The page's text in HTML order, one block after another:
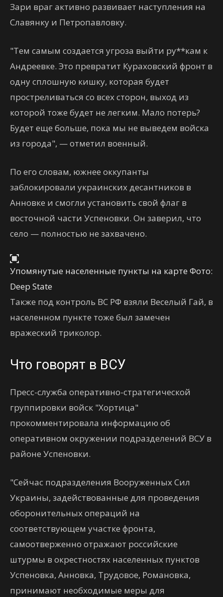
Зари враг активно развивает наступления на
Славянку и Петропавловку.
"Тем самым создается угроза выйти ру**кам к
Андреевке. Это превратит Кураховский фронт в
одну сплошную кишку, которая будет
простреливаться со всех сторон, выход из
которой тоже будет не легким. Мало потерь?
Будет еще больше, пока мы не выведем войска
из города", — отметил военный.
По его словам, южнее оккупанты
заблокировали украинских десантников в
Анновке и смогли установить свой флаг в
восточной части Успеновки. Он заверил, что
село — полностью не захвачено.
Упомянутые населенные пункты на карте Фото:
Deep State
Также под контроль ВС РФ взяли Веселый Гай, в
населенном пункте тоже был замечен
вражеский триколор.
Что говорят в ВСУ
Пресс-служба оперативно-стратегической
группировки войск "Хортица"
прокомментировала информацию об
оперативном окружении подразделений ВСУ в
районе Успеновки.
"Сейчас подразделения Вооруженных Сил
Украины, задействованные для проведения
оборонительных операций на
соответствующем участке фронта,
самоотверженно отражают российские
штурмы в окрестностях населенных пунктов
Успеновка, Анновка, Трудовое, Романовка,
принимают необходимые меры для